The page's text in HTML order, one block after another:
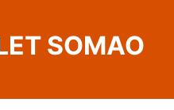
SOMAO